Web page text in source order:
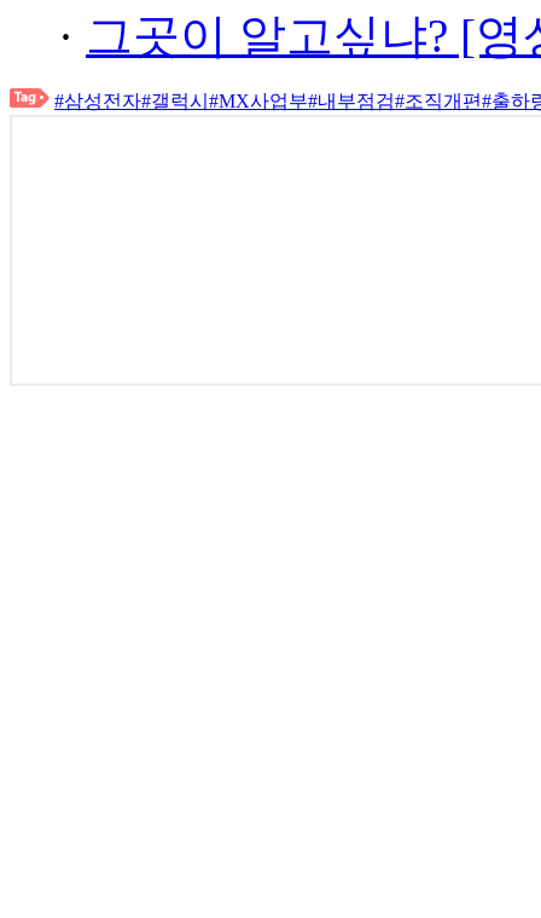
· 그곳이 알고싶냐? [
#삼성전자#갤럭시 #MX사업부#내부점검#조직개편#출하